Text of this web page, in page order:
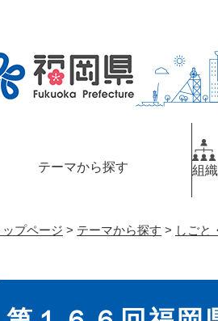
テーマから探す 組
ップページ > テーマから探す > しごと